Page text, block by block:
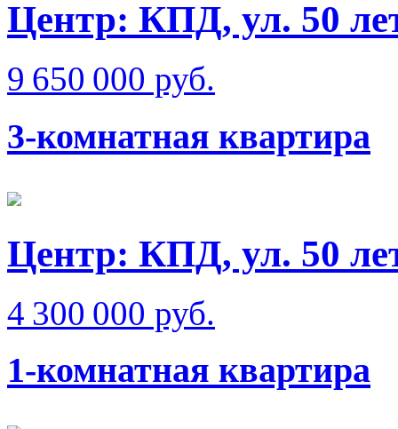
Центр: КПД, ул. 50
9 650 000 руб.
3-комнатная квартира
Центр: КПД, ул. 50
4 300 000 руб.
1-комнатная квартира